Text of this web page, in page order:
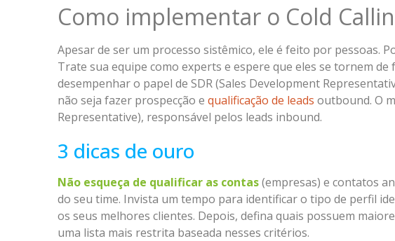
Como implementar o Cold
Apesar de ser um processo sistêmico, ele é feito por pessoas.
Trate sua equipe como experts e espere que eles se tornem
desempenhar o papel de SDR (Sales Development
não seja fazer prospecção e qualificação de leads outbound. O
Representative), responsável pelos leads inbound.
3 dicas de ouro
Não esqueça de qualificar as contas(empresas) e contatos
do seu time. Invista um tempo para identificar o tipo de perfil
os seus melhores clientes. Depois, defina quais possuem
uma lista mais restrita baseada nesses critérios.